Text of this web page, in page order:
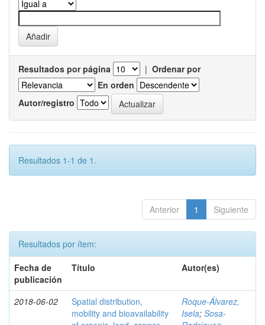
Resultados por página | Ordenar por
En orden
Autor/registro
Resultados 1-1 de 1.
Anterior 1 Siguiente
Resultados por ítem:
Fecha de
publicación
Título Autor(es)
2018-06-02
Spatial distribution,
mobility and bioavailability
Roque-Álvarez,
Isela; Sosa-